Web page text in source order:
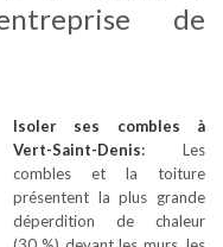
de
Isoler ses combles à
Vert-Saint-Denis: Les
combles et la toiture
présentent la plus grande
déperdition de chaleur